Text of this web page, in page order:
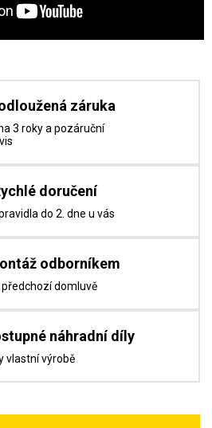
záruka
3 roky a pozáruční
doručení
do 2. dne u vás
odborníkem
předchozí domluvě
náhradní díly
vlastní výrobě